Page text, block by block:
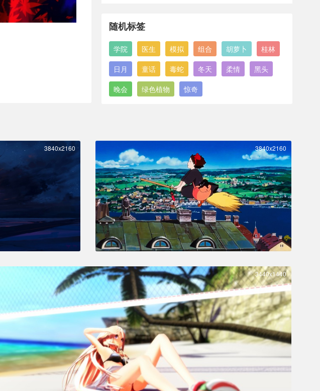
随机标签
学院 医生 模拟 组合 胡萝卜
桂林
日月
童话 毒蛇 冬天 柔情
黑头
晚会
绿色植物 惊奇
3840x2160 3840x2160
3440x1440